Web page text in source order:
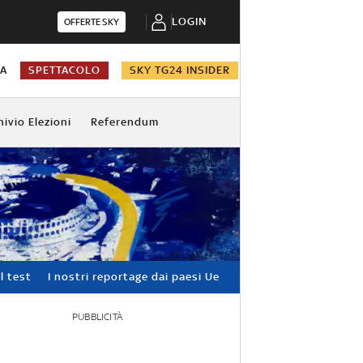
OFFERTE SKY LOGIN
SPETTACOLO SKY TG24 INSIDER
Elezioni Referendum
test I nostri reportage dai paesi Ue
PUBBLICITÀ